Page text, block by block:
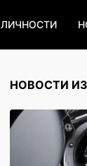
ЛИЧНОСТИ
НОВОСТИ